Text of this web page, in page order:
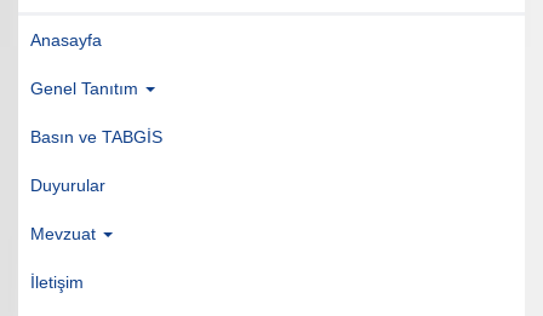
Anasayfa
Genel Tanıtım
Basın ve TABGİS
Duyurular
Mevzuat
İletişim